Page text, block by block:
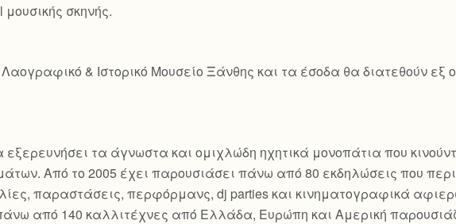
σκηνής.
& Ιστορικό Μουσείο Ξάνθης και τα έσοδα θα διατεθούν εξ
τα άγνωστα και ομιχλώδη ηχητικά μονοπάτια που
Από το 2005 έχει παρουσιάσει πάνω από 80 εκδηλώσεις που
παραστάσεις, περφόρμανς, dj parties και κινηματογραφικά
από 140 καλλιτέχνες από Ελλάδα, Ευρώπη και Αμερική